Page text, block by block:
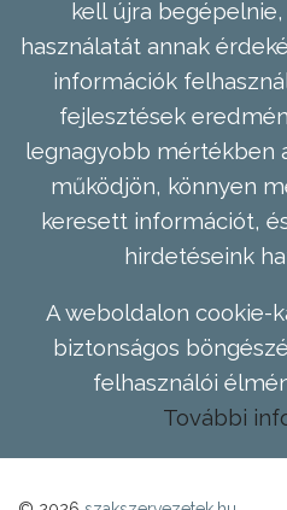
kell újra
használatát annak
információk
fejlesztések
legnagyobb mértékben
működjön, könnyen
keresett információt,
hirdetéseink
A weboldalon cookie-
biztonságos
felhasználói
További